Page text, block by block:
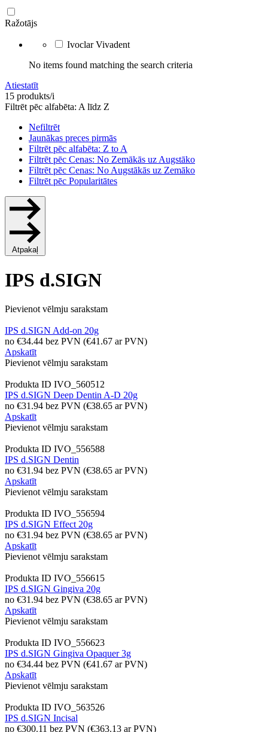
Ražotājs
Ivoclar Vivadent
No items found matching the search criteria
Atiestatīt
15 produkts/i
Filtrēt pēc alfabēta: A līdz Z
Nefiltrēt
Jaunākas preces pirmās
Filtrēt pēc alfabēta: Z to A
Filtrēt pēc Cenas: No Zemākās uz Augstāko
Filtrēt pēc Cenas: No Augstākās uz Zemāko
Filtrēt pēc Popularitātes
Atpakaļ
IPS d.SIGN
Pievienot vēlmju sarakstam
IPS d.SIGN Add-on 20g
no €34.44 bez PVN (€41.67 ar PVN)
Apskatīt
Pievienot vēlmju sarakstam
Produkta ID IVO_560512
IPS d.SIGN Deep Dentin A-D 20g
no €31.94 bez PVN (€38.65 ar PVN)
Apskatīt
Pievienot vēlmju sarakstam
Produkta ID IVO_556588
IPS d.SIGN Dentin
no €31.94 bez PVN (€38.65 ar PVN)
Apskatīt
Pievienot vēlmju sarakstam
Produkta ID IVO_556594
IPS d.SIGN Effect 20g
no €31.94 bez PVN (€38.65 ar PVN)
Apskatīt
Pievienot vēlmju sarakstam
Produkta ID IVO_556615
IPS d.SIGN Gingiva 20g
no €31.94 bez PVN (€38.65 ar PVN)
Apskatīt
Pievienot vēlmju sarakstam
Produkta ID IVO_556623
IPS d.SIGN Gingiva Opaquer 3g
no €34.44 bez PVN (€41.67 ar PVN)
Apskatīt
Pievienot vēlmju sarakstam
Produkta ID IVO_563526
IPS d.SIGN Incisal
no €300.11 bez PVN (€363.13 ar PVN)